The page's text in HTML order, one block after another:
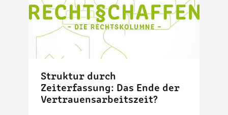
Struktur durch
Zeiterfassung: Das Ende der
Vertrauensarbeitszeit?